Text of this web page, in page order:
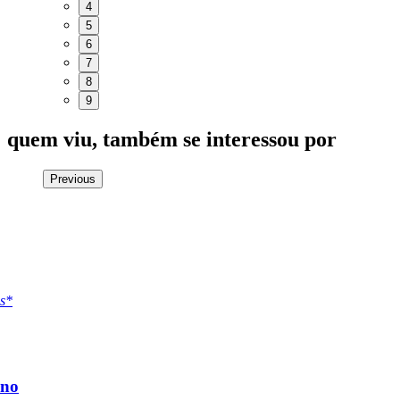
4
5
6
7
8
9
quem viu, também se interessou por
Previous